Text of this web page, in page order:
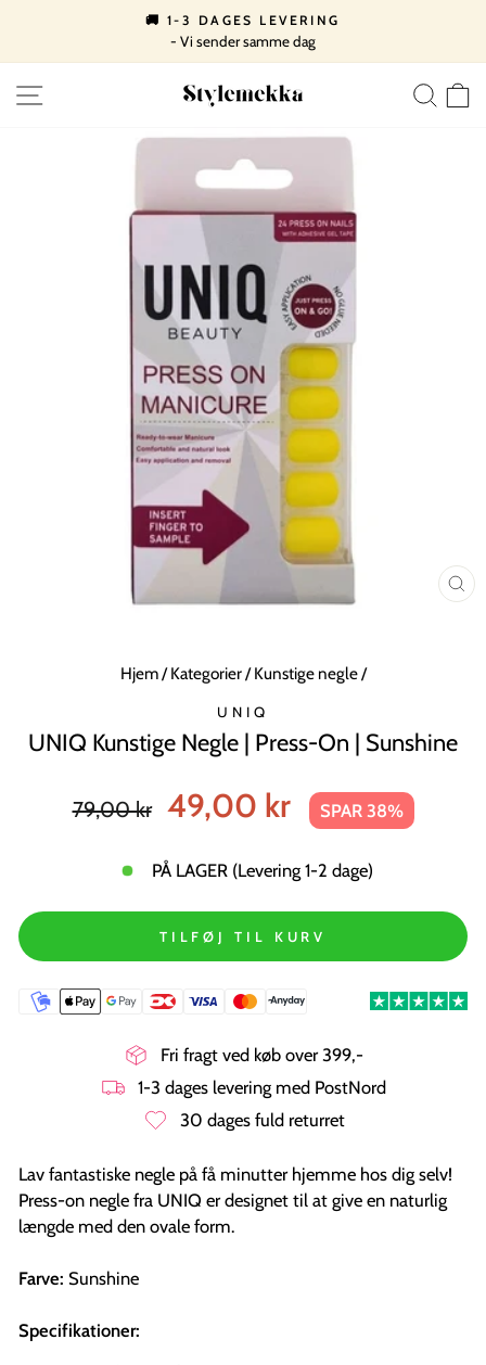
indhold
Pause
🚚 1-3 DAGES LEVERING
- Vi sender samme dag
SIDE NAVIGATION
Hjem/ Kategorier/ Kunstige negle/
UNIQ
UNIQ Kunstige Negle | Press-On | Sunshine
pris
79,00 kr
Tilbudspris
49,00 kr SPAR 38%
PÅ LAGER (Levering 1-2 dage)
TILFØJ TIL KURV
Fri fragt ved køb over 399,-
1-3 dages levering med PostNord
30 dages fuld returret
Lav fantastiske negle på få minutter hjemme hos dig selv!
Press-on negle fra UNIQ er designet til at give en naturlig
længde med den ovale form.
Farve: Sunshine
Specifikationer: